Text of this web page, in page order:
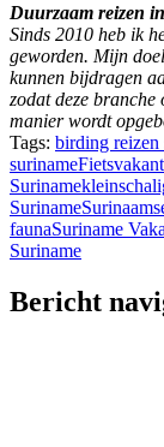
Duurzaam reizen
Sinds 2010 heb ik
geworden. Mijn
kunnen bijdragen
zodat deze branche
manier wordt
Tags: birding reizen
suriname
Suriname
Suriname
faunaSuriname
Suriname
Bericht